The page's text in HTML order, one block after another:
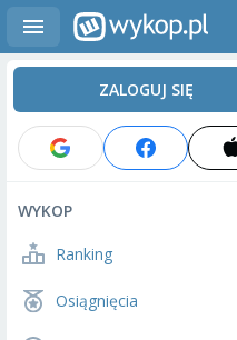
ZALOGUJ SIĘ
WYKOP
Ranking
Osiągnięcia